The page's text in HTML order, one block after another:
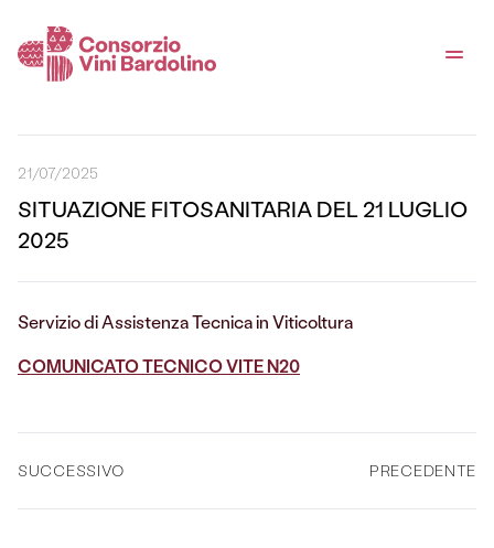
21/07/2025
SITUAZIONE FITOSANITARIA DEL 21 LUGLIO
2025
Servizio di Assistenza Tecnica in Viticoltura
COMUNICATO TECNICO VITE N20
SUCCESSIVO PRECEDENTE